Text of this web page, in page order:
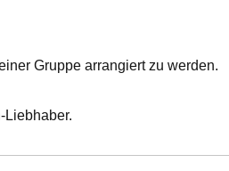
Gruppe arrangiert zu werden.
Liebhaber.